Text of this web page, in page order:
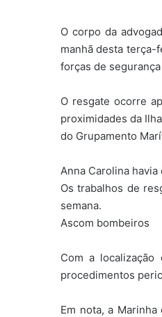
O corpo da
manhã desta terça-
forças de
O resgate ocorre
proximidades da
do Grupamento
Anna Carolina
Os trabalhos de
semana.
Ascom bombeiros
Com a
procedimentos
Em nota, a